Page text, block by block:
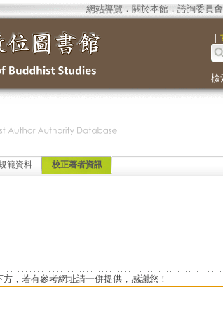
網站導覽 ． 關於本館． 諮詢委員會
｜
檢
範資料 校正著者資訊
，若有參考網址請一併提供，感謝您！